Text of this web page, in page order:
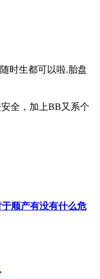
时生都可以啦.胎盘
全，加上BB又系个
顺产有没有什么危